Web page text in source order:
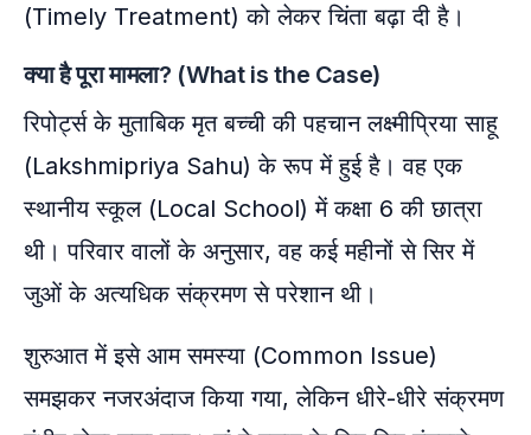
(Timely Treatment) को लेकर चिंता बढ़ा दी है।
क्या है पूरा मामला? (What is the Case)
रिपोर्ट्स के मुताबिक मृत बच्ची की पहचान लक्ष्मीप्रिया साहू
(Lakshmipriya Sahu) के रूप में हुई है। वह एक
स्थानीय स्कूल (Local School) में कक्षा 6 की छात्रा
थी। परिवार वालों के अनुसार, वह कई महीनों से सिर में
जुओं के अत्यधिक संक्रमण से परेशान थी।
शुरुआत में इसे आम समस्या (Common Issue)
समझकर नजरअंदाज किया गया, लेकिन धीरे-धीरे संक्रमण